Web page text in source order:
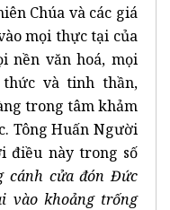
Chúa và các giá
mọi thực tại của
nền văn hoá, mọi
và tinh thần,
trong tâm khảm
Tông Huấn Người
điều này trong số
cánh cửa đón Đức
vào khoảng trống